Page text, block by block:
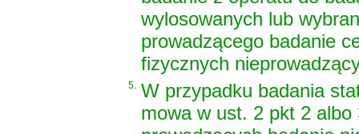
wylosowanych lub
prowadzącego badanie
fizycznych
5. W przypadku badania
mowa w ust. 2 pkt 2